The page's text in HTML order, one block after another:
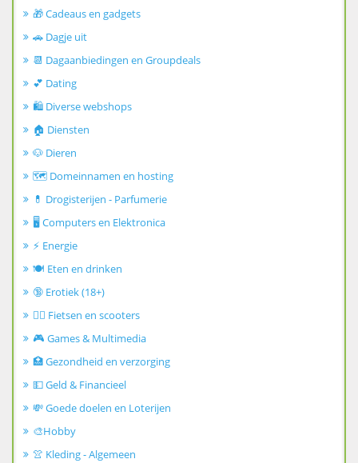
🎁 Cadeaus en gadgets
🚗 Dagje uit
📆 Dagaanbiedingen en Groupdeals
💕 Dating
🛍️ Diverse webshops
🏠 Diensten
🐶 Dieren
🗺️ Domeinnamen en hosting
💊 Drogisterijen - Parfumerie
🖥️ Computers en Elektronica
⚡ Energie
🍽️ Eten en drinken
🔞 Erotiek (18+)
🚴‍♂️ Fietsen en scooters
🎮 Games & Multimedia
🏥 Gezondheid en verzorging
💵 Geld & Financieel
💸 Goede doelen en Loterijen
🎨Hobby
👚 Kleding - Algemeen